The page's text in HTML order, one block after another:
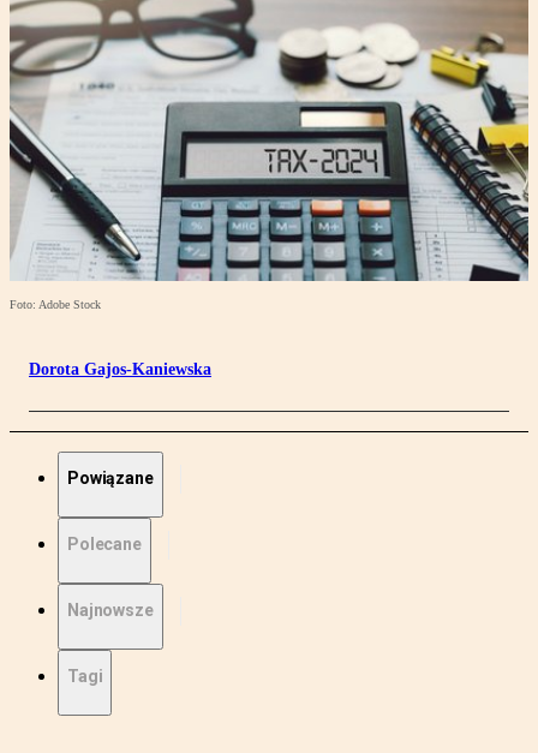
Foto: Adobe Stock
Dorota Gajos-Kaniewska
Powiązane
Polecane
Najnowsze
Tagi